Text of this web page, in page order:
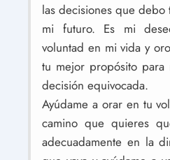
las decisiones que debo
mi futuro. Es mi
voluntad en mi vida y
tu mejor propósito
decisión equivocada.
Ayúdame a orar en tu
camino que quieres
adecuadamente en la